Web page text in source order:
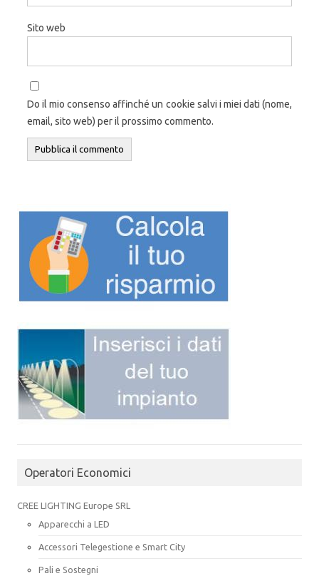
Sito web
Do il mio consenso affinché un cookie salvi i miei dati (nome,
email, sito web) per il prossimo commento.
Operatori Economici
CREE LIGHTING Europe SRL
Apparecchi a LED
Accessori Telegestione e Smart City
Pali e Sostegni